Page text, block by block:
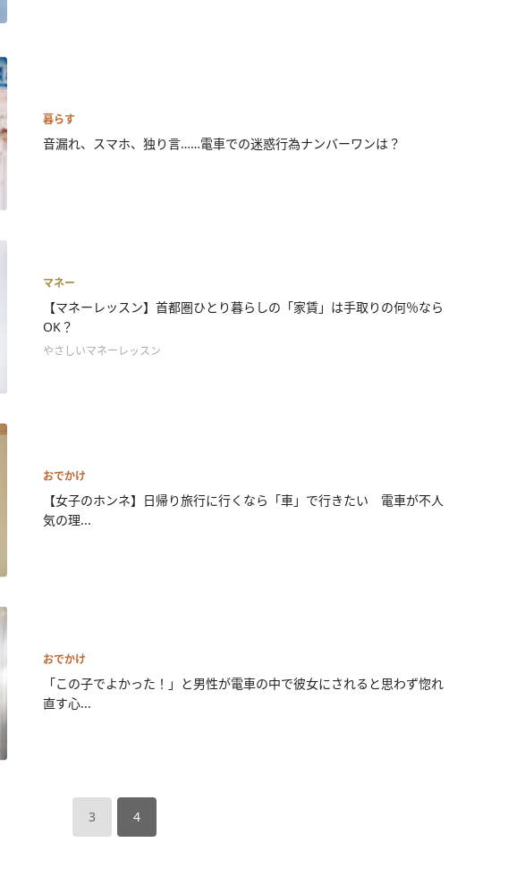
暮らす
音漏れ、スマホ、独り言……電車での迷惑行為ナンバーワンは？
マネー
【マネーレッスン】首都圏ひとり暮らしの「家賃」は手取りの何％なら
OK？
やさしいマネーレッスン
おでかけ
【女子のホンネ】日帰り旅行に行くなら「車」で行きたい 電車が不人
気の理...
おでかけ
「この子でよかった！」と男性が電車の中で彼女にされると思わず惚れ
直す心...
3 4